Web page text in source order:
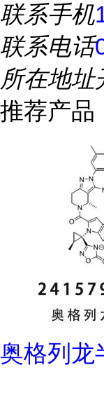
联系手机
联系电话
所在地址
推荐产品
奥格列龙